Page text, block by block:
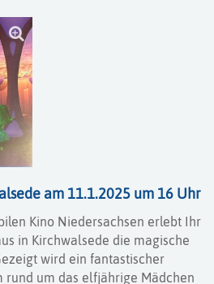
am 11.1.2025 um 16 Uhr
Kino Niedersachsen erlebt Ihr
in Kirchwalsede die magische
wird ein fantastischer
um das elfjährige Mädchen